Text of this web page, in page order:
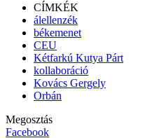
CÍMKÉK
álellenzék
békemenet
CEU
Kétfarkú Kutya Párt
kollaboráció
Kovács Gergely
Orbán
Megosztás
Facebook